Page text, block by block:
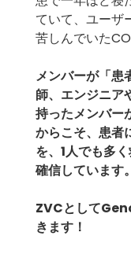
ていて、ユーザ
苦しんでいた
メンバーが「患
師、エンジニア
持ったメンバー
からこそ、患者
を、1人でも多
確信しています。
ZVCとして
きます！